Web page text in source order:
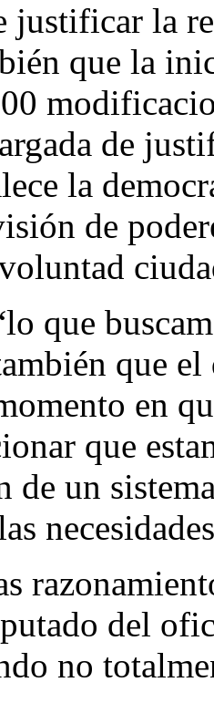
justificar la
que la
de
la
de
que
que el
en
que
de un
del
no